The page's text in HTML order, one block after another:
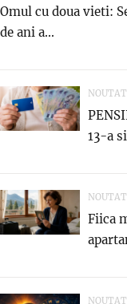
Omul cu doua vieti:
de ani a...
13-a
Fiica